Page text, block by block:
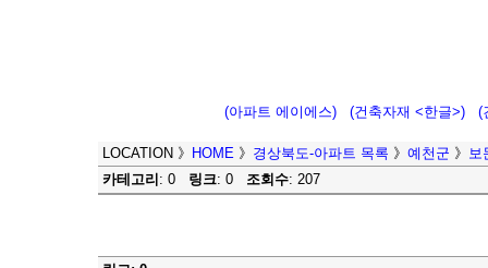
(아파트 에이에스) (건축자재 <한글>) (
LOCATION 》 HOME 》 경상북도-아파트 목록 》 예천군 》 보
카테고리 : 0 링크: 0 조회수: 207